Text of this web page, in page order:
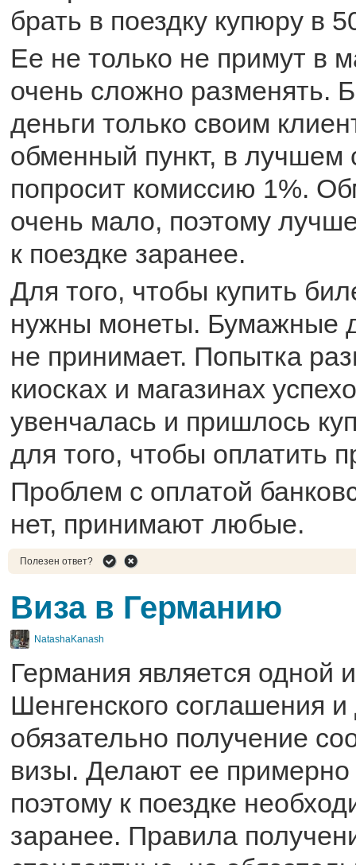
брать в поездку купюру в
Ее не только не примут в
очень сложно разменять.
деньги только своим
обменный пункт, в лучшем
попросит комиссию 1%.
очень мало, поэтому
к поездке заранее.
Для того, чтобы купить
нужны монеты. Бумажные
не принимает. Попытка
киосках и магазинах
увенчалась и пришлось
для того, чтобы оплатить
Проблем с оплатой
нет, принимают любые.
Полезен ответ?
Виза в Германию
NatashaKanash
Германия является одной
Шенгенского соглашения
обязательно получение
визы. Делают ее
поэтому к поездке
заранее. Правила